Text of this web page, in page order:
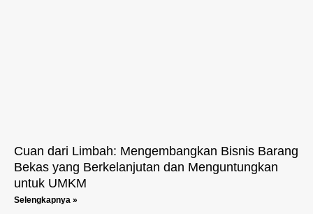
Cuan dari Limbah: Mengembangkan Bisnis Barang
Bekas yang Berkelanjutan dan Menguntungkan
untuk UMKM
Selengkapnya »